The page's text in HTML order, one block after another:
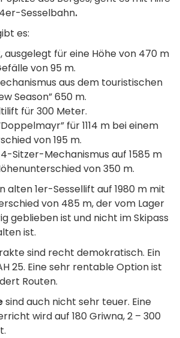
Sesselbahn.
es:
ausgelegt für eine Höhe von 470 m
von 95 m.
aus dem touristischen
Season” 650 m.
für 300 Meter.
für 1114 m bei einem
von 195 m.
Sitzer-Mechanismus auf 1585 m
von 350 m.
alten 1er-Sessellift auf 1980 m mit
von 485 m, der vom Lager
geblieben ist und nicht im Skipass
ist.
sind recht demokratisch. Ein
25. Eine sehr rentable Option ist
Routen.
sind auch nicht sehr teuer. Eine
wird auf 180 Griwna, 2 – 300